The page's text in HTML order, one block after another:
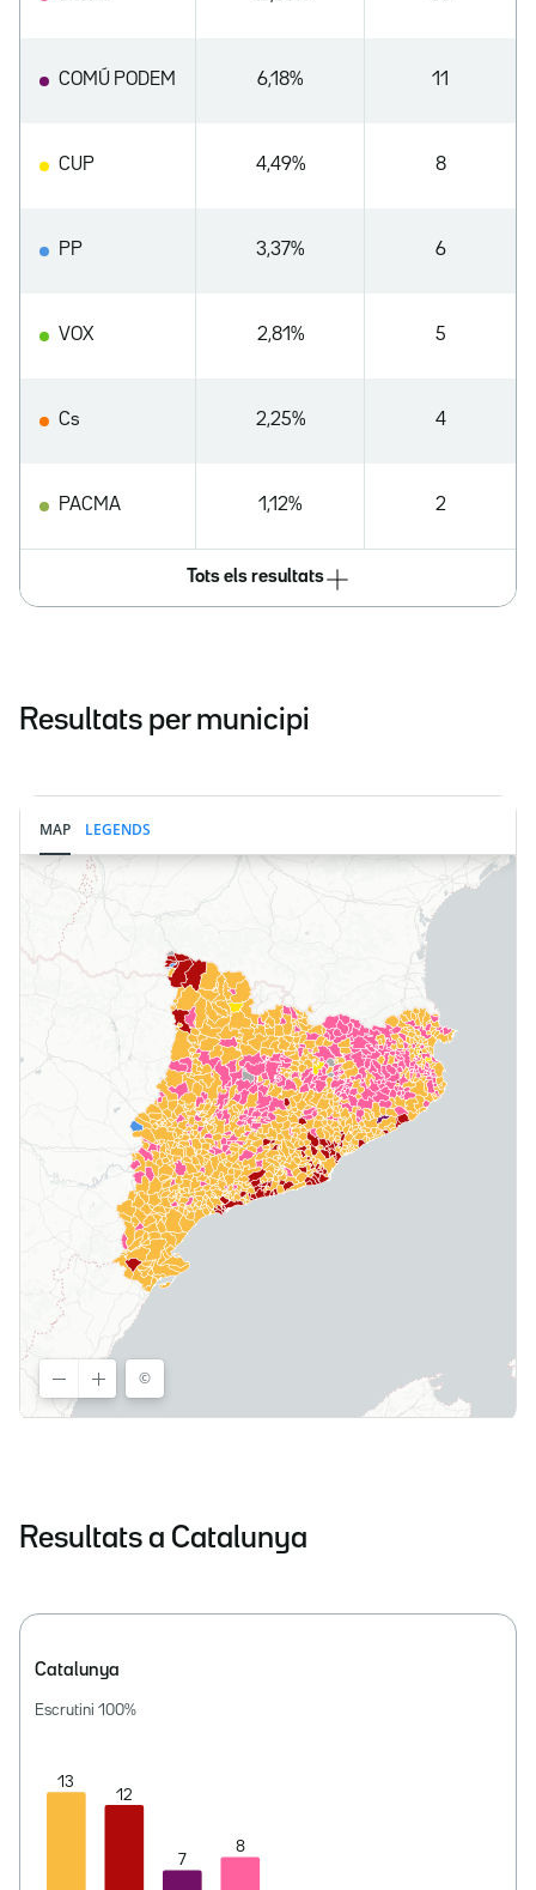
COMÚ PODEM 6,18% 11
CUP 4,49% 8
PP 3,37% 6
VOX 2,81% 5
Cs 2,25% 4
PACMA 1,12% 2
Tots els resultats
Resultats per municipi
Resultats a Catalunya
Catalunya
Escrutini 100%